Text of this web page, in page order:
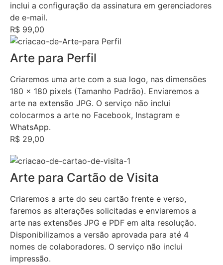
inclui a configuração da assinatura em gerenciadores
de e-mail.
R$ 99,00
Arte para Perfil
Criaremos uma arte com a sua logo, nas dimensões
180 x 180 pixels (Tamanho Padrão). Enviaremos a
arte na extensão JPG. O serviço não inclui
colocarmos a arte no Facebook, Instagram e
WhatsApp.
R$ 29,00
Arte para Cartão de Visita
Criaremos a arte do seu cartão frente e verso,
faremos as alterações solicitadas e enviaremos a
arte nas extensões JPG e PDF em alta resolução.
Disponibilizamos a versão aprovada para até 4
nomes de colaboradores. O serviço não inclui
impressão.